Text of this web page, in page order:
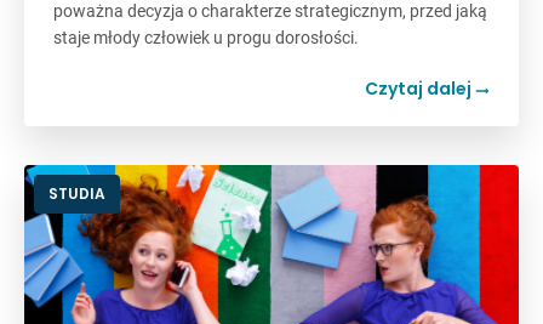
poważna decyzja o charakterze strategicznym, przed jaką
staje młody człowiek u progu dorosłości.
Czytaj dalej
STUDIA